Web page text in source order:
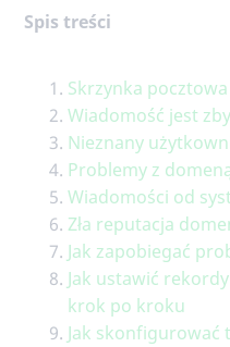
Spis treści
Skrzynka
Wiadomość jest
Nieznany
Problemy z
Wiadomości od
Zła reputacja
Jak zapobiegać
Jak ustawić
krok po kroku
Jak skonfigurować